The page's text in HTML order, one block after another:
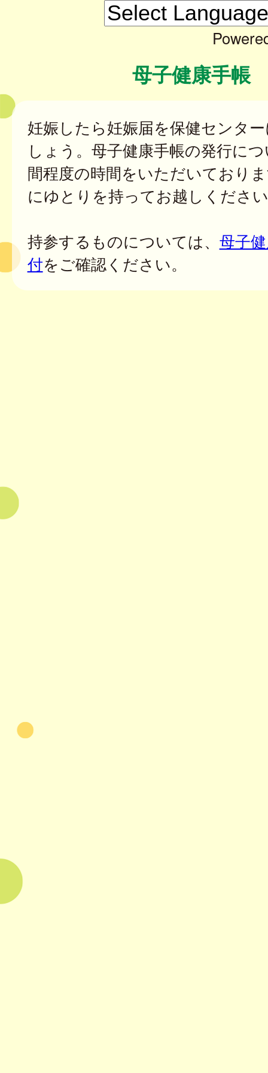
母子健康手帳
妊娠したら妊娠届を保健センタ
しょう。母子健康手帳の発行に
間程度の時間をいただいており
にゆとりを持ってお越しくださ
持参するものについては、 母子
付をご確認ください。